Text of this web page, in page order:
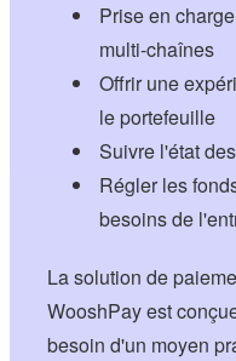
Prise en
multi-chaînes
Offrir une
le portefeuille
Suivre l'état
Régler les
besoins de
La solution de
WooshPay est
besoin d'un moyen